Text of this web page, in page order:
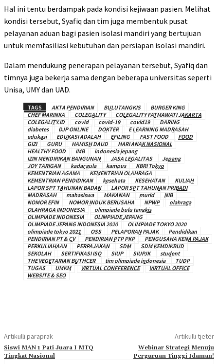
Hal ini tentu berdampak pada kondisi kejiwaan pasien. Melihat
kondisi tersebut, Syafiq dan tim juga membentuk pusat
pelayanan aduan bagi pasien isolasi mandiri yang bertujuan
untuk memfasiliasi kebutuhan dan persiapan isolasi mandiri.
Dalam mendukung penerapan pelayanan tersebut, Syafiq dan
timnya juga bekerja sama dengan beberapa universitas seperti
Unisa, UMY dan UAD.
TAGS AKTA PENDIRIAN BULUTANGKIS
BURGER KING
CHEF MARINKA
COLEGALITY
COLEGALITY FATMAWATI JAKARTA
COLEGALITY.ID
covid covid-19 covid19
DARING
diabetes
DJP ONLINE DOKTER
E LEARNING MADRASAH
edukasi
EDUKASI ADALAH EFILING FAST FOOD
FOOD
GIZI
GURU HAMISH DAUD
HARI ANAK NASIONAL
HEALTHY FOOD
IMB
indonesia jepang
IZIN MENDIRIKAN BANGUNAN
JASA LEGALITAS
Jepang
JOY TARIGAN
kadar gula kampus
KBRI Tokyo
KEMENTRIAN AGAMA
KEMENTRIAN OLAHRAGA
KEMENTRIAN PENDIDIKAN
kesehata KESEHATAN
KULIAH
LAPOR SPT TAHUNAN BADAN
LAPOR SPT TAHUNAN PRIBADI
MADRASAH
mahasiswa MAKANAN murid
NIB
NOMOR EFIN
NOMOR INDUK BERUSAHA NPWP
olahraga
OLAHRAGA INDONESIA
olimpiade bulu tangkis
OLIMPIADE INDONESIA
OLIMPIADE JEPANG
OLIMPIADE JEPANG INDONESIA 2020
OLIMPIADE TOKYO 2020
olimpiade tokyo 2021
OSS PELAPORAN PAJAK
Pendidikan
PENDIRIAN PT & CV
PENDIRIAN PTP PKP
PENGUSAHA KENA PAJAK
PERKULIAHAAN
PERPAJAKAN SDM
SDM KEMDIKBUD
SEKOLAH
SERTIFIKASI ISO SIUP SIUPJK
student
THE VEGETARIAN BUTHCER
tim olimpiade indonesia
TUDP
TUGAS
UMKM VIRTUAL CONFFERENCE
VIRTUAL OFFICE
WEBSITE & SEO
Artikulli paraprak
Siswi MAN 1 Pati Juara I MTQ
Tingkat Nasional
Artikulli tjetër
Webinar Strategi Menuju
Perguruan Tinggi Idaman!